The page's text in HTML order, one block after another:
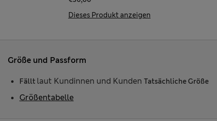
Dieses Produkt anzeigen
Größe und Passform
Fällt laut Kundinnen und Kunden Tatsächliche Größe
Größentabelle